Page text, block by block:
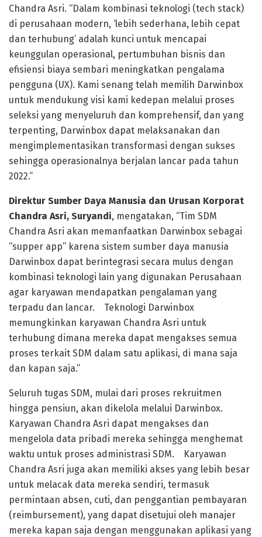
Chandra Asri. “Dalam kombinasi teknologi (tech stack)
di perusahaan modern, ‘lebih sederhana, lebih cepat
dan terhubung’ adalah kunci untuk mencapai
keunggulan operasional, pertumbuhan bisnis dan
efisiensi biaya sembari meningkatkan pengalama
pengguna (UX). Kami senang telah memilih Darwinbox
untuk mendukung visi kami kedepan melalui proses
seleksi yang menyeluruh dan komprehensif, dan yang
terpenting, Darwinbox dapat melaksanakan dan
mengimplementasikan transformasi dengan sukses
sehingga operasionalnya berjalan lancar pada tahun
2022.”
Direktur Sumber Daya Manusia dan Urusan Korporat
Chandra Asri, Suryandi, mengatakan, “Tim SDM
Chandra Asri akan memanfaatkan Darwinbox sebagai
“supper app” karena sistem sumber daya manusia
Darwinbox dapat berintegrasi secara mulus dengan
kombinasi teknologi lain yang digunakan Perusahaan
agar karyawan mendapatkan pengalaman yang
terpadu dan lancar. Teknologi Darwinbox
memungkinkan karyawan Chandra Asri untuk
terhubung dimana mereka dapat mengakses semua
proses terkait SDM dalam satu aplikasi, di mana saja
dan kapan saja.”
Seluruh tugas SDM, mulai dari proses rekruitmen
hingga pensiun, akan dikelola melalui Darwinbox.
Karyawan Chandra Asri dapat mengakses dan
mengelola data pribadi mereka sehingga menghemat
waktu untuk proses administrasi SDM. Karyawan
Chandra Asri juga akan memiliki akses yang lebih besar
untuk melacak data mereka sendiri, termasuk
permintaan absen, cuti, dan penggantian pembayaran
(reimbursement), yang dapat disetujui oleh manajer
mereka kapan saja dengan menggunakan aplikasi yang